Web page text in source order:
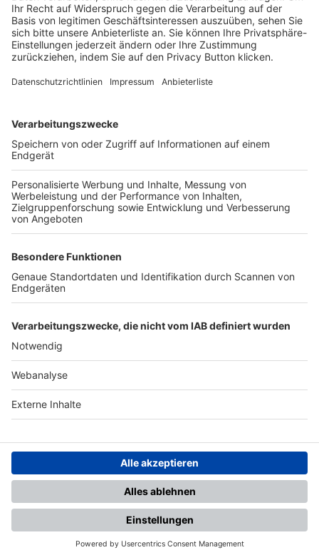
Login SpielPlus
FOLGE DEM BFV
TOP-VEREINE
TOP-PARTNER
SFV DFB
Nutzungsbedingungen Datenschutz Impressum
Ihr Gerät wird möglicherweise
nicht vollständig unterstützt.
Für die beste Nutzung empfehlen
wir ein kompatibles Gerät oder
einen aktuellen Browser.